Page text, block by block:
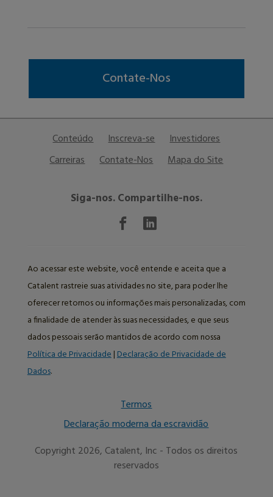
Contate-Nos
Conteúdo Inscreva-se
Investidores
Carreiras
Contate-Nos Mapa do Site
Siga-nos. Compartilhe-nos.
Ao acessar este website, você entende e aceita que a
Catalent rastreie suas atividades no site, para poder lhe
oferecer retornos ou informações mais personalizadas, com
a finalidade de atender às suas necessidades, e que seus
dados pessoais serão mantidos de acordo com nossa
Política de Privacidade|Declaração de Privacidade de
Dados.
Copyright 2026, Catalent, Inc - Todos os direitos
reservados
Termos
Declaração moderna da escravidão